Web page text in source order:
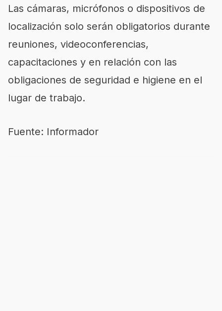
Las cámaras, micrófonos o dispositivos de
localización solo serán obligatorios durante
reuniones, videoconferencias,
capacitaciones y en relación con las
obligaciones de seguridad e higiene en el
lugar de trabajo.
Fuente: Informador